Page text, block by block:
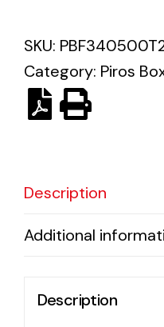
Solar lighting
Variety of solar
SKU:
Category: Piros
Description
Additional
Description